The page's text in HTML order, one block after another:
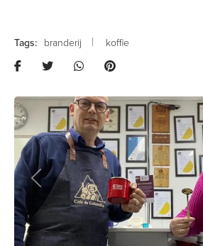
branderij koffie
Previous